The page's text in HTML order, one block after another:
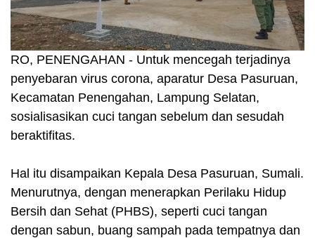
RO, PENENGAHAN - Untuk mencegah terjadinya
penyebaran virus corona, aparatur Desa Pasuruan,
Kecamatan Penengahan, Lampung Selatan,
sosialisasikan cuci tangan sebelum dan sesudah
beraktifitas.
Hal itu disampaikan Kepala Desa Pasuruan, Sumali.
Menurutnya, dengan menerapkan Perilaku Hidup
Bersih dan Sehat (PHBS), seperti cuci tangan
dengan sabun, buang sampah pada tempatnya dan